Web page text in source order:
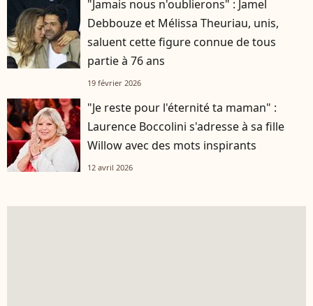
"Jamais nous n'oublierons" : Jamel
Debbouze et Mélissa Theuriau, unis,
saluent cette figure connue de tous
partie à 76 ans
19 février 2026
"Je reste pour l'éternité ta maman" :
Laurence Boccolini s'adresse à sa fille
Willow avec des mots inspirants
12 avril 2026